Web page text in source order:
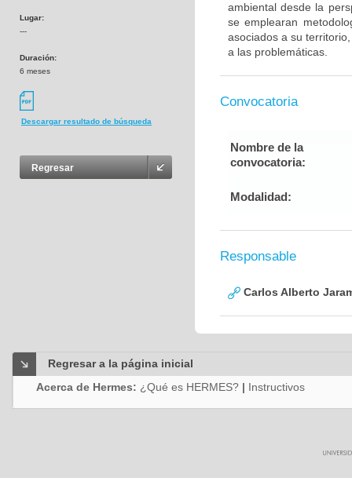
Lugar:
---
Duración:
6 meses
Descargar resultado de búsqueda
Regresar
ambiental desde la
se emplearan
asociados a su
a las problemáticas.
Convocatoria
Nombre de la
convocatoria:
Modalidad:
Responsable
Carlos Alberto
Regresar a la página inicial
Acerca de Hermes: ¿Qué es HERMES? | Instructivos